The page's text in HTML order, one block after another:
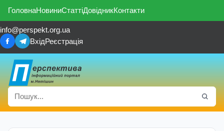
ГоловнаНовиниСтаттіДовідникКонтакти
info@perspekt.org.ua
ВхідРеєстрація